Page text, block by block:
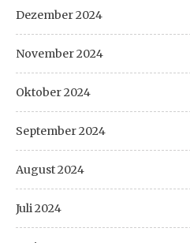
Dezember 2024
November 2024
Oktober 2024
September 2024
August 2024
Juli 2024